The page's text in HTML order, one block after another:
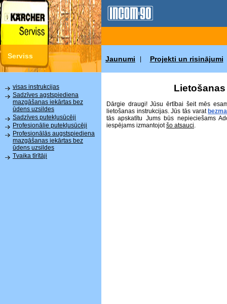
Serviss Jaunumi Projekti un risinājumi
visas instrukcijas
Sadzīves agstspiediena
mazgāšanas iekārtas bez
ūdens uzsildes
Sadzīves putekļusūcēji
Profesionālie putekļusūcēji
Profesionālās augstspiediena
mazgāšanas iekārtas bez
ūdens uzsildes
Tvaika tīrītāji
Dārgie draugi! Jūsu ērtībai šeit mēs
lietošanas instrukcijas. Jūs tās varat
tās apskatītu Jums būs nepieciešams
iespējams izmantojotšo atsauci.